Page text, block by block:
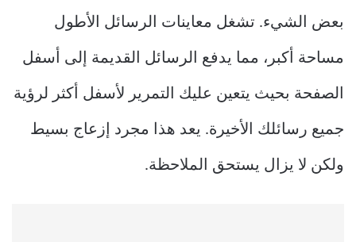
بعض الشيء. تشغل معاينات الرسائل الأطول
مساحة أكبر، مما يدفع الرسائل القديمة إلى أسفل
الصفحة بحيث يتعين عليك التمرير لأسفل أكثر لرؤية
جميع رسائلك الأخيرة. يعد هذا مجرد إزعاج بسيط
ولكن لا يزال يستحق الملاحظة.